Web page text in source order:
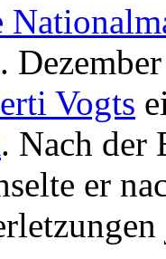
Vogts
. Nach der
er